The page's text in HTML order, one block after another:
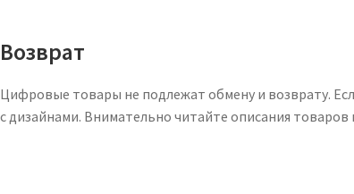
Возврат
Цифровые товары не подлежат обмену и возврату.
с дизайнами. Внимательно читайте описания товаров